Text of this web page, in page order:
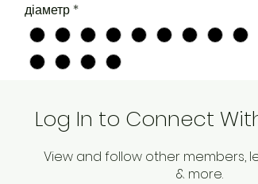
діаметр *
ПВХ труби (optional)
Log In to Connect
View and follow other members,
& more.